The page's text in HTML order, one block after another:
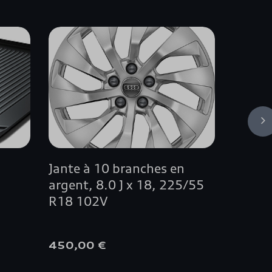
Jante à 10 branches en
argent, 8.0 J x 18, 225/55
R18 102V
450,00 €